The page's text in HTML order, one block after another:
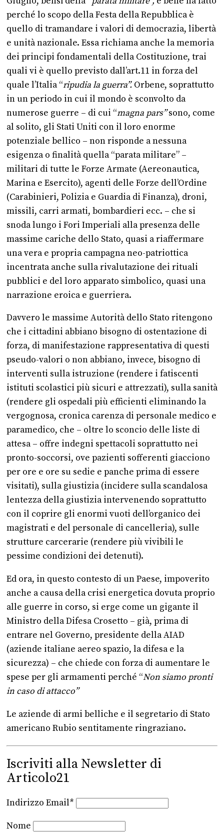
perché lo scopo della Festa della Repubblica è
quello di tramandare i valori di democrazia, libertà
e unità nazionale. Essa richiama anche la memoria
dei principi fondamentali della Costituzione, trai
quali vi è quello previsto dall’art.11 in forza del
quale l’Italia “ripudia la guerra”. Orbene, soprattutto
in un periodo in cui il mondo è sconvolto da
numerose guerre – di cui “magna pars”sono, come
al solito, gli Stati Uniti con il loro enorme
potenziale bellico – non risponde a nessuna
esigenza o finalità quella “parata militare” –
militari di tutte le Forze Armate (Aereonautica,
Marina e Esercito), agenti delle Forze dell’Ordine
(Carabinieri, Polizia e Guardia di Finanza), droni,
missili, carri armati, bombardieri ecc. – che si
snoda lungo i Fori Imperiali alla presenza delle
massime cariche dello Stato, quasi a riaffermare
una vera e propria campagna neo-patriottica
incentrata anche sulla rivalutazione dei rituali
pubblici e del loro apparato simbolico, quasi una
narrazione eroica e guerriera.
Davvero le massime Autorità dello Stato ritengono
che i cittadini abbiano bisogno di ostentazione di
forza, di manifestazione rappresentativa di questi
pseudo-valori o non abbiano, invece, bisogno di
interventi sulla istruzione (rendere i fatiscenti
istituti scolastici più sicuri e attrezzati), sulla sanità
(rendere gli ospedali più efficienti eliminando la
vergognosa, cronica carenza di personale medico e
paramedico, che – oltre lo sconcio delle liste di
attesa – offre indegni spettacoli soprattutto nei
pronto-soccorsi, ove pazienti sofferenti giacciono
per ore e ore su sedie e panche prima di essere
visitati), sulla giustizia (incidere sulla scandalosa
lentezza della giustizia intervenendo soprattutto
con il coprire gli enormi vuoti dell’organico dei
magistrati e del personale di cancelleria), sulle
strutture carcerarie (rendere più vivibili le
pessime condizioni dei detenuti).
Ed ora, in questo contesto di un Paese, impoverito
anche a causa della crisi energetica dovuta proprio
alle guerre in corso, si erge come un gigante il
Ministro della Difesa Crosetto – già, prima di
entrare nel Governo, presidente della AIAD
(aziende italiane aereo spazio, la difesa e la
sicurezza) – che chiede con forza di aumentare le
spese per gli armamenti perché “Non siamo pronti
in caso di attacco”
Le aziende di armi belliche e il segretario di Stato
americano Rubio sentitamente ringraziano.
Iscriviti alla Newsletter di
Articolo21
Indirizzo Email*
Nome